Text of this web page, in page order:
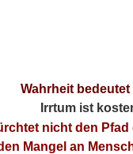
Wahrheit bedeutet
Irrtum ist
nicht den Pfad
Mangel an